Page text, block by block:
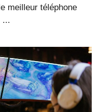
meilleur téléphone
...